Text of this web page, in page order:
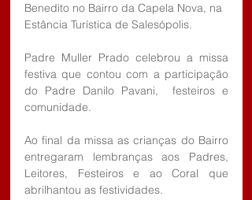
Benedito no Bairro da Capela Nova, na
Estância Turística de Salesópolis.
Padre Muller Prado celebrou a missa
festiva que contou com a participação
do Padre Danilo Pavani,  festeiros e
comunidade.
Ao final da missa as crianças do Bairro
entregaram lembranças aos Padres,
Leitores, Festeiros e ao Coral que
abrilhantou as festividades.